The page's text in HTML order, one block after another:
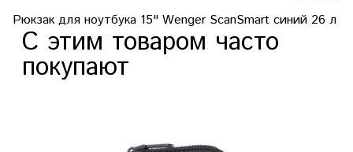
Рюкзак для ноутбука 15" Wenger ScanSmart синий 26 л
С этим товаром часто
покупают